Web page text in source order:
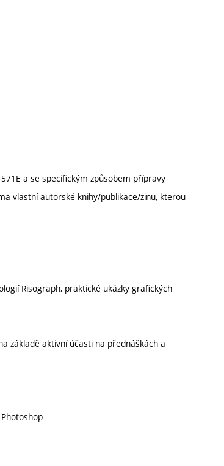
a se specifickým způsobem přípravy
vlastní autorské knihy/publikace/zinu, kterou
Risograph, praktické ukázky grafických
základě aktivní účasti na přednáškách a